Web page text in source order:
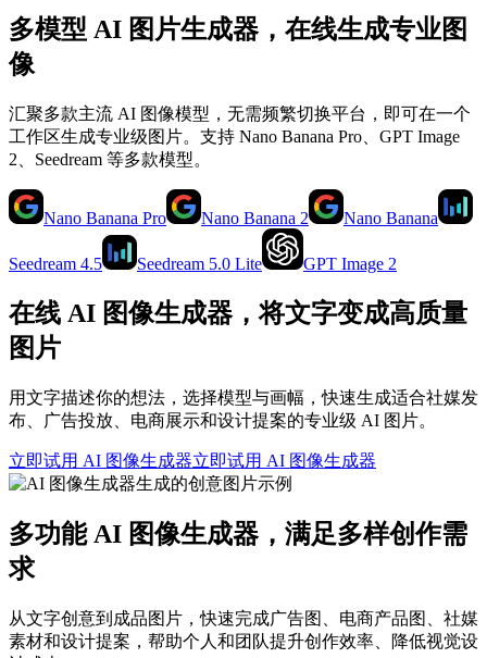
多模型 AI 图片生成器，在线生成专业图
像
汇聚多款主流 AI 图像模型，无需频繁切换平台，即可在一个
工作区生成专业级图片。支持 Nano Banana Pro、GPT Image
2、Seedream 等多款模型。
Nano Banana Pro Nano Banana 2 Nano Banana
Seedream 4.5 Seedream 5.0 Lite GPT Image 2
在线 AI 图像生成器，将文字变成高质量
图片
用文字描述你的想法，选择模型与画幅，快速生成适合社媒发
布、广告投放、电商展示和设计提案的专业级 AI 图片。
立即试用 AI 图像生成器立即试用 AI 图像生成器
多功能 AI 图像生成器，满足多样创作需
求
从文字创意到成品图片，快速完成广告图、电商产品图、社媒
素材和设计提案，帮助个人和团队提升创作效率、降低视觉设